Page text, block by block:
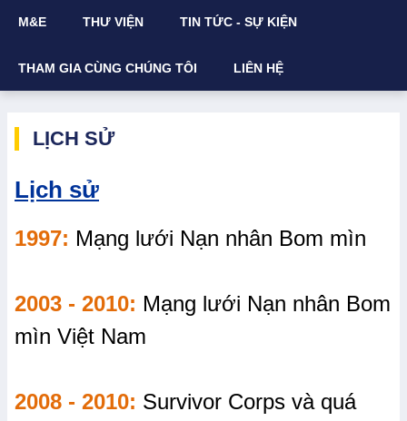
M&E THƯ VIỆN TIN TỨC - SỰ KIỆN
THAM GIA CÙNG CHÚNG TÔI LIÊN HỆ
LỊCH SỬ
Lịch sử
1997: Mạng lưới Nạn nhân Bom mìn
2003 - 2010: Mạng lưới Nạn nhân Bom
mìn Việt Nam
2008 - 2010: Survivor Corps và quá